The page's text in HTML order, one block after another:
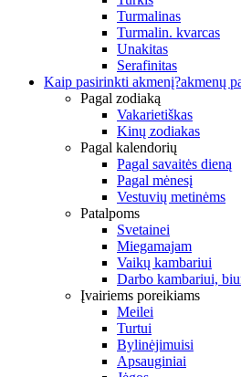
Turmalinas
Turmalin. kvarcas
Unakitas
Serafinitas
Kaip pasirinkti akmenį?akmenų
Pagal zodiaką
Vakarietiškas
Kinų zodiakas
Pagal kalendorių
Pagal savaitės dieną
Pagal mėnesį
Vestuvių metinėms
Patalpoms
Svetainei
Miegamajam
Vaikų kambariui
Darbo kambariui,
Įvairiems poreikiams
Meilei
Turtui
Bylinėjimuisi
Apsauginiai